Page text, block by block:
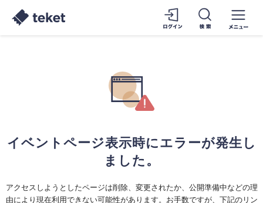
イベントページ表示時にエラーが発生し
ました。
アクセスしようとしたページは削除、変更されたか、公開準備中などの理
由により現在利用できない可能性があります。お手数ですが、下記のリン